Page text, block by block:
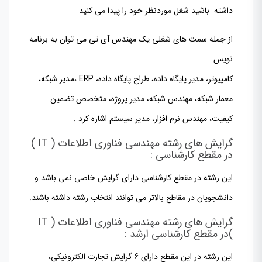
داشته باشید شغل موردنظر خود را پیدا می کنید
از جمله سمت های شغلی یک مهندس آی تی می توان به برنامه
نویس
کامپیوتر، مدیر پایگاه داده، طراح پایگاه داده، ERP ،مدیر شبکه،
معمار شبکه، مهندس شبکه، مدیر پروژه، متخصص تضمین
کیفیت، مهندس نرم افزار، مدیر سیستم اشاره کرد .
گرایش های رشته مهندسی فناوری اطلاعات ( IT )
در مقطع کارشناسی :
این رشته در مقطع کارشناسی دارای گرایش خاصی نمی باشد و
دانشجویان در مقاطع بالاتر می توانند انتخاب رشته داشته باشند.
گرایش های رشته مهندسی فناوری اطلاعات ( IT
)در مقطع کارشناسی ارشد :
این رشته در این مقطع دارای 6 گرایش تجارت الکترونیکی،